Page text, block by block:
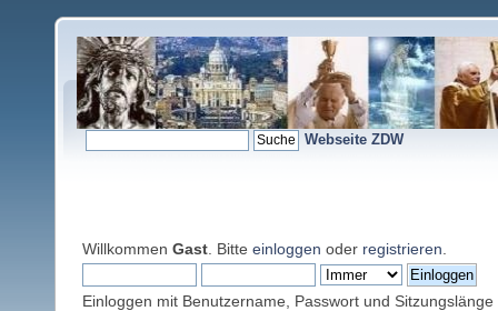
Webseite ZDW
Willkommen Gast . Bitte einloggen oder registrieren
Einloggen mit Benutzername, Passwort und Sitzungslänge